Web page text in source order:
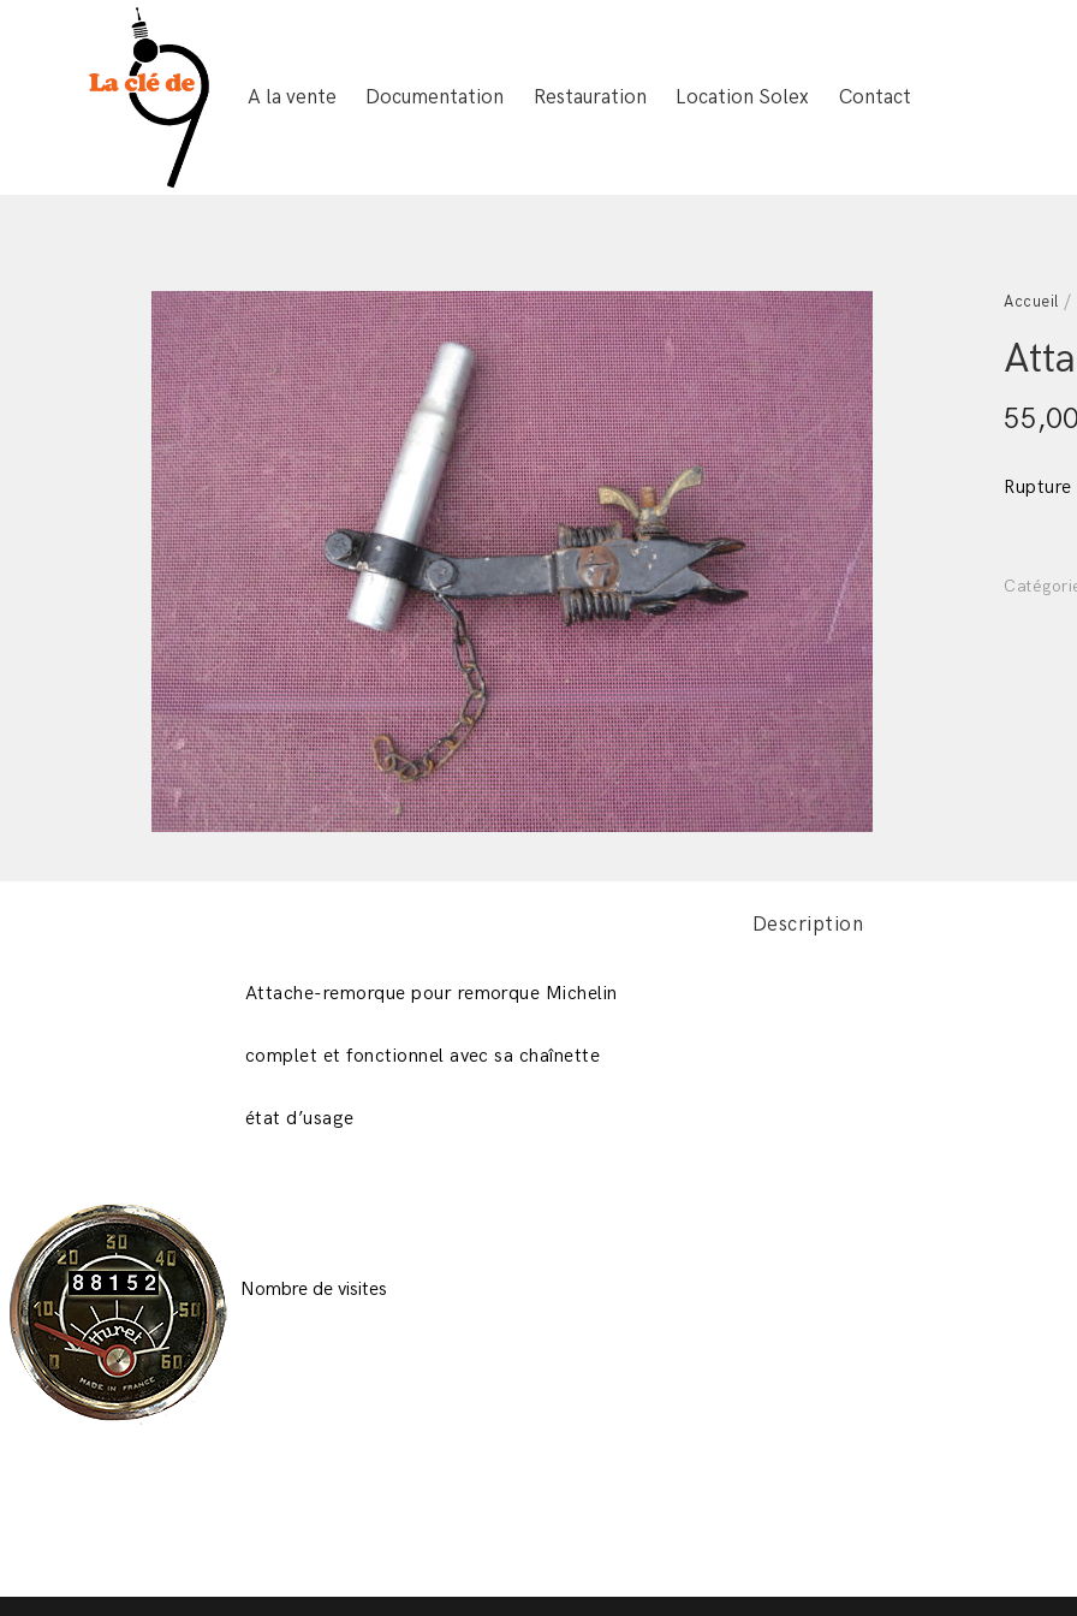
A la vente Documentation Restauration Location Solex Contact
Accueil /
55,00
Description
Attache-remorque pour remorque Michelin
complet et fonctionnel avec sa chaînette
état d’usage